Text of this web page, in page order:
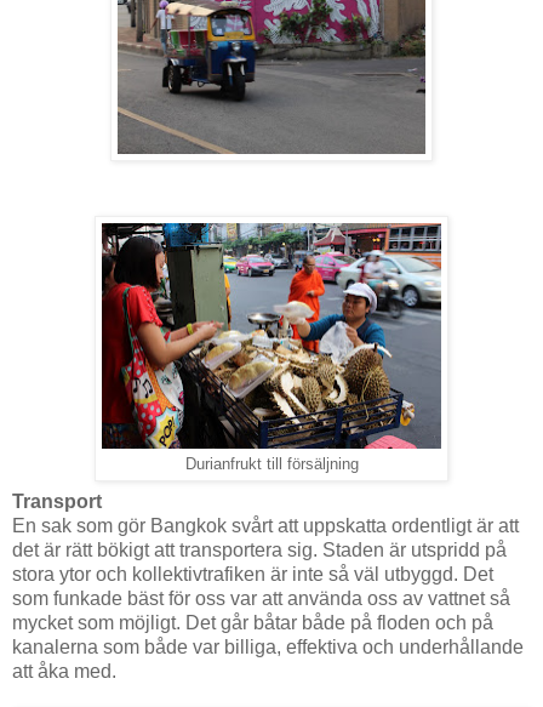
Durianfrukt till försäljning
Transport
En sak som gör Bangkok svårt att uppskatta ordentligt är att
det är rätt bökigt att transportera sig. Staden är utspridd på
stora ytor och kollektivtrafiken är inte så väl utbyggd. Det
som funkade bäst för oss var att använda oss av vattnet så
mycket som möjligt. Det går båtar både på floden och på
kanalerna som både var billiga, effektiva och underhållande
att åka med.